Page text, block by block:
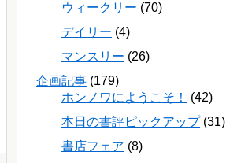
ウィークリー (70)
デイリー (4)
マンスリー (26)
企画記事 (179)
ホンノワにようこそ！
(42)
本日の書評ピックアップ(31)
書店フェア (8)